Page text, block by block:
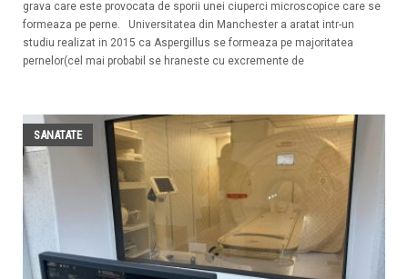
grava care este provocata de sporii unei ciuperci microscopice care se
formeaza pe perne. Universitatea din Manchester a aratat intr-un
studiu realizat in 2015 ca Aspergillus se formeaza pe majoritatea
pernelor(cel mai probabil se hraneste cu excremente de
SANATATE